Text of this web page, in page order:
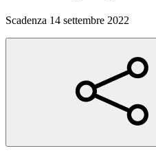
Scadenza 14 settembre 2022